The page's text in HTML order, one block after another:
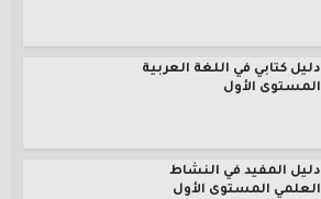
دليل كتابي في اللغة العربية
المستوى الأول
دليل المفيد في النشاط
العلمي المستوى الأول